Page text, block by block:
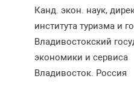
Канд. экон. наук,
института туризма и
Владивостокский
экономики и сервиса
Владивосток. Россия